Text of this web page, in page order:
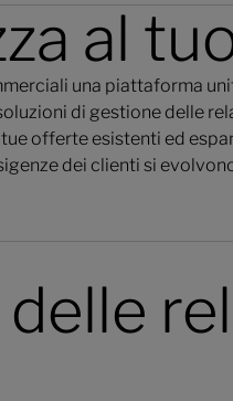
al
una piattaforma
di gestione delle
offerte esistenti ed
dei clienti si